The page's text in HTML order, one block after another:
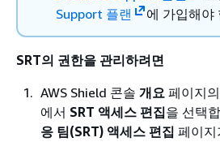
Support 플랜
에 가입해야
SRT의 권한을 관리하려면
AWS Shield 콘솔 개요 페이지의
에서 SRT 액세스 편집을 선택
응 팀(SRT) 액세스 편집 페이지